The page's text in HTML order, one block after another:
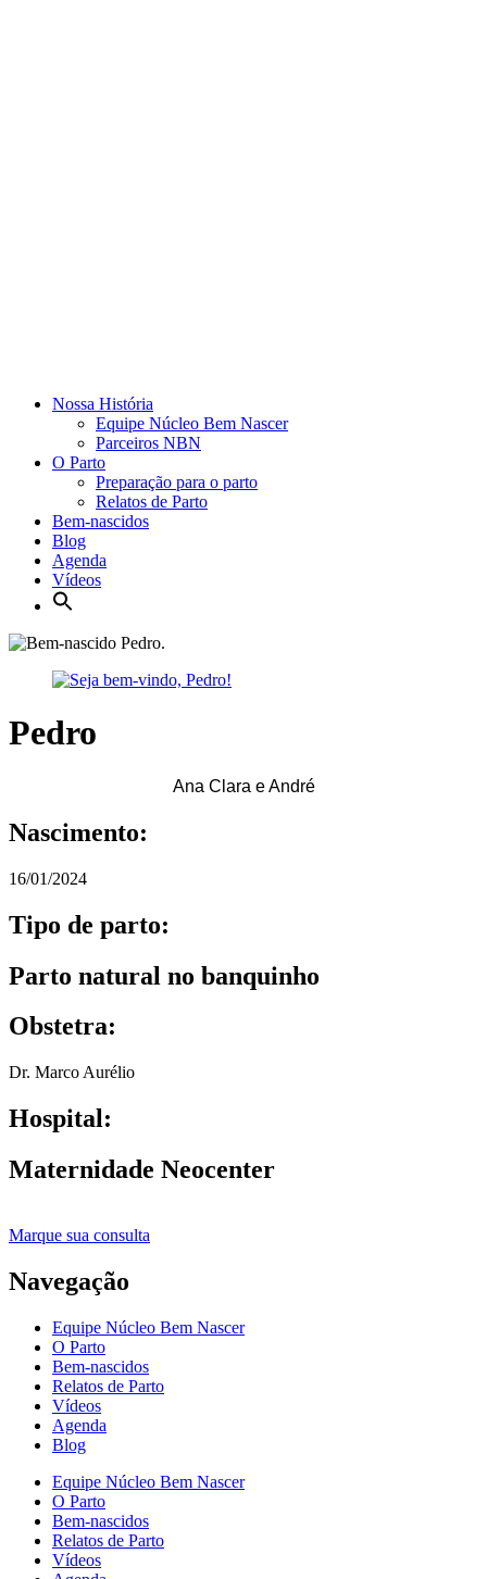
Nossa História
Equipe Núcleo Bem Nascer
Parceiros NBN
O Parto
Preparação para o parto
Relatos de Parto
Bem-nascidos
Blog
Agenda
Vídeos
Pedro
Ana Clara e André
Nascimento:
16/01/2024
Tipo de parto:
Parto natural no banquinho
Obstetra:
Dr. Marco Aurélio
Hospital:
Maternidade Neocenter
Marque sua consulta
Navegação
Equipe Núcleo Bem Nascer
O Parto
Bem-nascidos
Relatos de Parto
Vídeos
Agenda
Blog
Equipe Núcleo Bem Nascer
O Parto
Bem-nascidos
Relatos de Parto
Vídeos